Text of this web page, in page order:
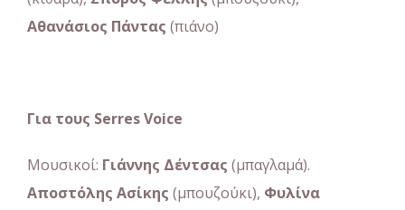
Αθανάσιος Πάντας (πιάνο)
Για τους Serres Voice
Μουσικοί: Γιάννης Δέντσας (μπαγλαμά).
Αποστόλης Ασίκης (μπουζούκι), Φυλίνα